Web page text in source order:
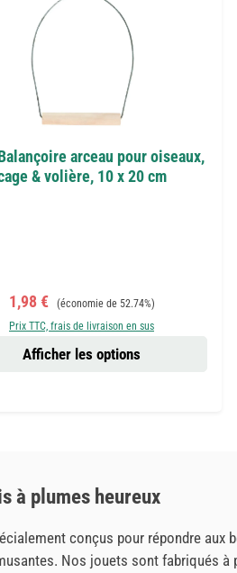
arceau pour oiseaux,
& volière, 10 x 20 cm
Prix de vente :
1,98 € Prix régulier :
(économie de 52.74%)
Prix TTC, frais de livraison en sus
Afficher les options
à plumes heureux
conçus pour répondre
Nos jouets sont fabriqués